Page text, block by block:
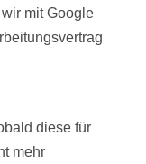
mit Google
diese für
mehr